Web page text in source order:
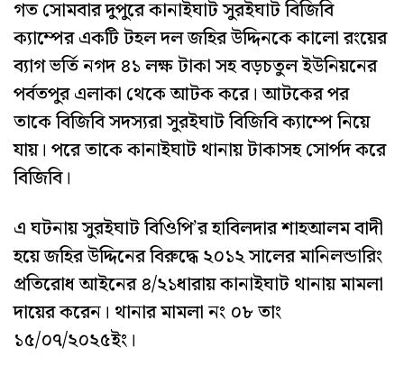
গত সোমবার দুপুরে কানাইঘাট সুরইঘাট বিজিবি
ক্যাম্পের একটি টহল দল জহির উদ্দিনকে কালো রংয়ের
ব্যাগ ভর্তি নগদ ৪১ লক্ষ টাকা সহ বড়চতুল ইউনিয়নের
পর্বতপুর এলাকা থেকে আটক করে। আটকের পর
তাকে বিজিবি সদস্যরা সুরইঘাট বিজিবি ক্যাম্পে নিয়ে
যায়। পরে তাকে কানাইঘাট থানায় টাকাসহ সোর্পদ করে
বিজিবি।
এ ঘটনায় সুরইঘাট বিওিপি’র হাবিলদার শাহআলম বাদী
হয়ে জহির উদ্দিনের বিরুদ্ধে ২০১২ সালের মানিলন্ডারিং
প্রতিরোধ আইনের ৪/২১ধারায় কানাইঘাট থানায় মামলা
দায়ের করেন। থানার মামলা নং ০৮ তাং
১৫/০৭/২০২৫ইং।